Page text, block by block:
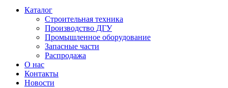
Каталог
Строительная техника
Производство ДГУ
Промышленное оборудование
Запасные части
Распродажа
О нас
Контакты
Новости